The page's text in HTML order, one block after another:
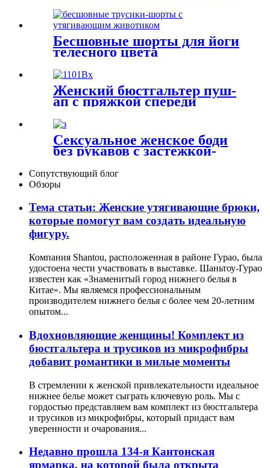
Бесшовные шорты для йоги
телесного цвета
Женский бюстгальтер пуш-
ап с пряжкой спереди
Сексуальное женское боди
без рукавов с застежкой-
молнией
Сопутствующий блог
Обзоры
Тема статьи: Женские утягивающие брюки,
которые помогут вам создать идеальную
фигуру.
Компания Shantou, расположенная в районе Гурао, была
удостоена чести участвовать в выставке. Шаньтоу-Гурао
известен как «Знаменитый город нижнего белья в
Китае». Мы являемся профессиональным
производителем нижнего белья с более чем 20-летним
опытом...
Вдохновляющие женщины! Комплект из
бюстгальтера и трусиков из микрофибры
добавит романтики в милые моменты
В стремлении к женской привлекательности идеальное
нижнее белье может сыграть ключевую роль. Мы с
гордостью представляем вам комплект из бюстгальтера
и трусиков из микрофибры, который придаст вам
уверенности и очарования...
Недавно прошла 134-я Кантонская
ярмарка, на которой была открыта